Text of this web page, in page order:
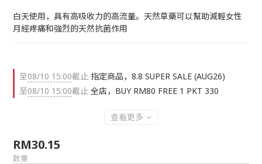
白天使用，具有高吸收力的高流量。天然草藥可以幫助減輕女性
月經疼痛和強烈的天然抗菌作用
至08/10 15:00截止 指定商品，8.8 SUPER SALE (AUG26)
至08/10 15:00截止 全店，BUY RM80 FREE 1 PKT 330
查看更多
RM30.15
数量